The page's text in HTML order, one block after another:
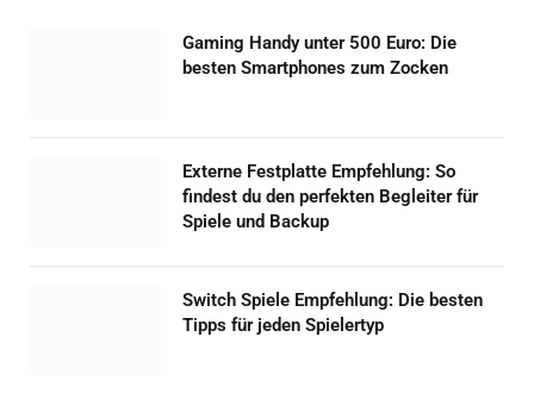
Gaming Handy unter 500 Euro: Die
besten Smartphones zum Zocken
Externe Festplatte Empfehlung: So
findest du den perfekten Begleiter für
Spiele und Backup
Switch Spiele Empfehlung: Die besten
Tipps für jeden Spielertyp